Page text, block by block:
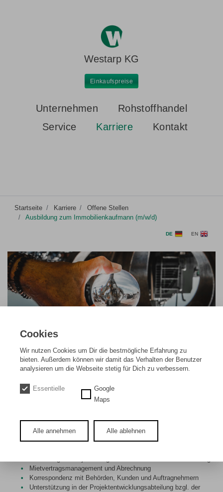
Westarp KG
Einkaufspreise
Unternehmen
Rohstoffhandel
Service
Karriere Kontakt
Startseite Karriere
Offene Stellen
Ausbildung zum Immobilienkaufmann (m/w/d)
DE EN
Ausbildung zum Immobilienkaufmann
(m/w/d)
Aufgaben:
Betreuung der Bestandsobjekte der Firmengruppe Westarp
Bewirtschaftung unserer Immobilien
Bearbeitung von Mängelmeldungen
Vergabe von Dienstleistungsverträgen mit anschließender
Mietvertragsmanagement und Abrechnung
Korrespondenz mit Behörden, Kunden und Auftragnehmern
Unterstützung in der Projektentwicklungsabteilung bzgl. der
Cookies
Wir nutzen Cookies um Dir die bestmögliche Erfahrung zu
bieten. Außerdem können wir damit das Verhalten der Benutzer
analysieren um die Webseite stetig für Dich zu verbessern.
Essentielle
Google
Maps
Alle annehmen Alle ablehnen